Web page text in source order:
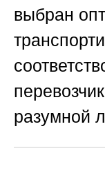
выбран
разумной